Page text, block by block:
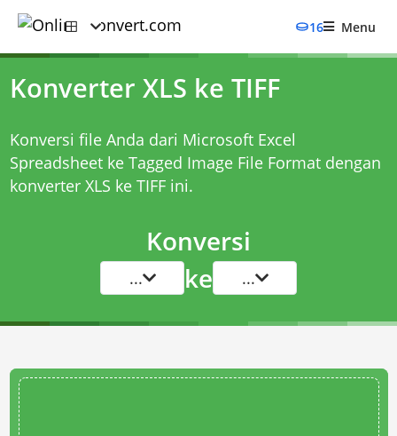
16 Menu
Konverter XLS ke TIFF
Konversi file Anda dari Microsoft Excel
Spreadsheet ke Tagged Image File Format dengan
konverter XLS ke TIFFini.
Konversi
... ke ...